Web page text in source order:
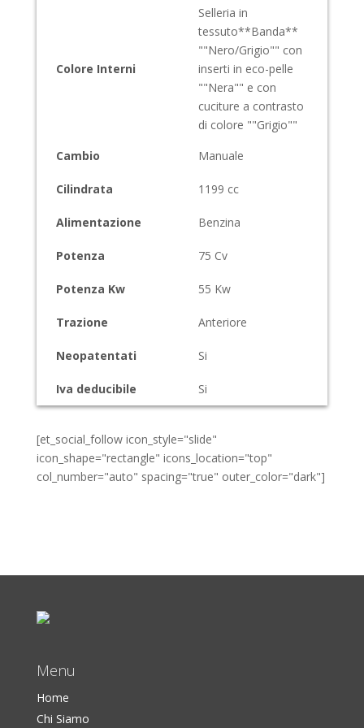
Colore Interni
Selleria in
tessuto**Banda**
""Nero/Grigio"" con
inserti in eco-pelle
""Nera"" e con
cuciture a contrasto
di colore ""Grigio""
Cambio
Manuale
Cilindrata 1199 cc
Alimentazione Benzina
Potenza 75 Cv
Potenza Kw 55 Kw
Trazione Anteriore
Neopatentati Si
Iva deducibile Si
[et_social_follow icon_style="slide"
icon_shape="rectangle" icons_location="top"
col_number="auto" spacing="true" outer_color="dark"]
Menu
Home
Chi Siamo